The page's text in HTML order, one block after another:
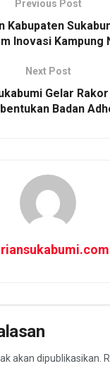
Previous Post
Kabupaten
Inovasi Kampung
Next Post
Gelar
Badan
akan dipublikasikan.